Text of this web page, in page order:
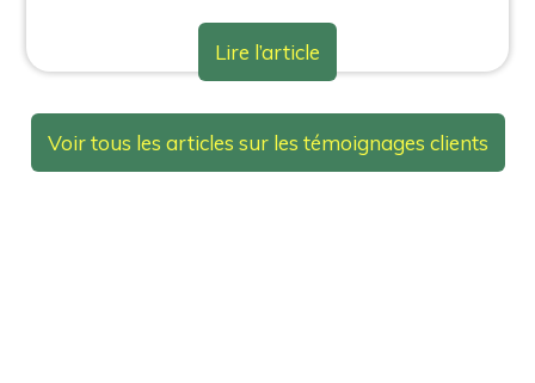
Lire l’article
Voir tous les articles sur les témoignages clients